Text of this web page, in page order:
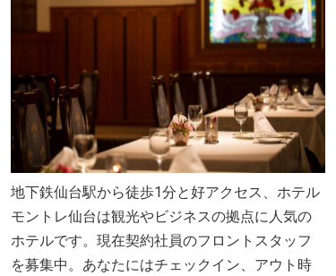
地下鉄仙台駅から徒歩1分と好アクセス、ホテル
モントレ仙台は観光やビジネスの拠点に人気の
ホテルです。現在契約社員のフロントスタッフ
を募集中。あなたにはチェックイン、アウト時